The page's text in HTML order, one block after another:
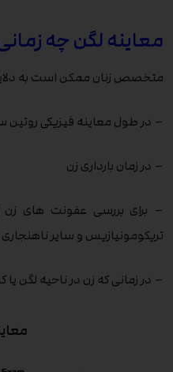
معاینه لگن چه
متخصص زنان ممکن است به
– در طول معاینه فیزیکی روتین
– در زمان بارداری زن
– برای بررسی عفونت های زن
تریکومونیازیس و سایر
– در زمانی که زن در ناحیه لگن